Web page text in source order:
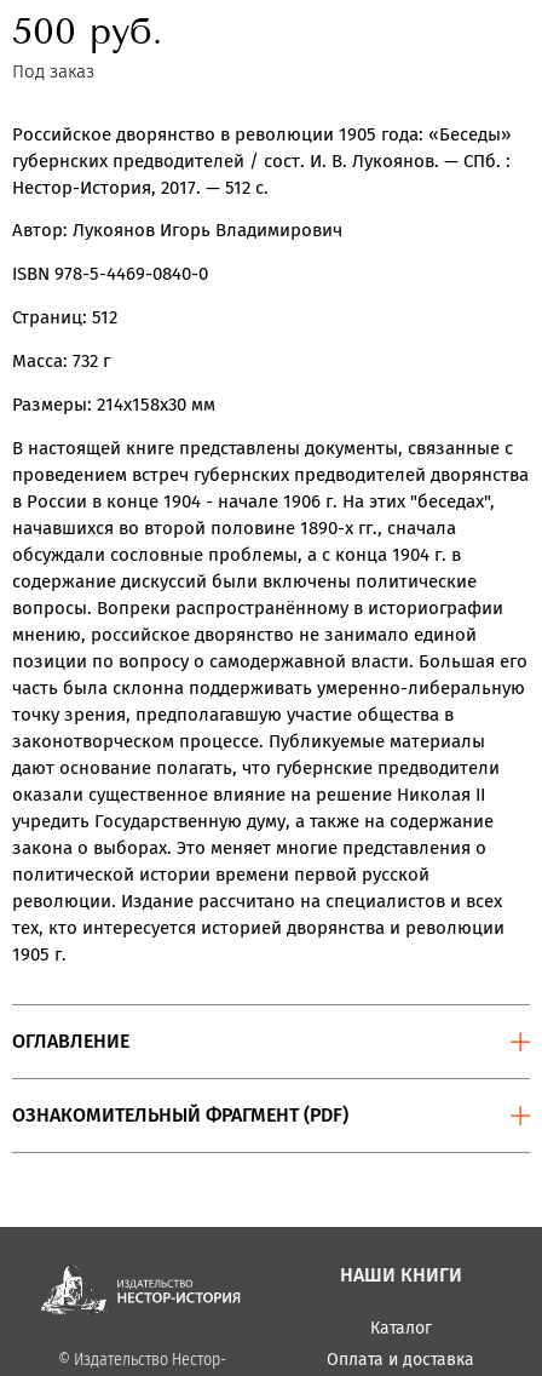
500 руб.
Под заказ
Российское дворянство в революции 1905 года: «Беседы»
губернских предводителей / сост. И. В. Лукоянов. — СПб. :
Нестор-История, 2017. — 512 с.
Автор: Лукоянов Игорь Владимирович
ISBN 978-5-4469-0840-0
Страниц: 512
Масса: 732 г
Размеры: 214x158x30 мм
В настоящей книге представлены документы, связанные с
проведением встреч губернских предводителей дворянства
в России в конце 1904 - начале 1906 г. На этих "беседах",
начавшихся во второй половине 1890-х гг., сначала
обсуждали сословные проблемы, а с конца 1904 г. в
содержание дискуссий были включены политические
вопросы. Вопреки распространённому в историографии
мнению, российское дворянство не занимало единой
позиции по вопросу о самодержавной власти. Большая его
часть была склонна поддерживать умеренно-либеральную
точку зрения, предполагавшую участие общества в
законотворческом процессе. Публикуемые материалы
дают основание полагать, что губернские предводители
оказали существенное влияние на решение Николая II
учредить Государственную думу, а также на содержание
закона о выборах. Это меняет многие представления о
политической истории времени первой русской
революции. Издание рассчитано на специалистов и всех
тех, кто интересуется историей дворянства и революции
1905 г.
ОГЛАВЛЕНИЕ
ОЗНАКОМИТЕЛЬНЫЙ ФРАГМЕНТ (PDF)
© Издательство Нестор-
НАШИ КНИГИ
Каталог
Оплата и доставка